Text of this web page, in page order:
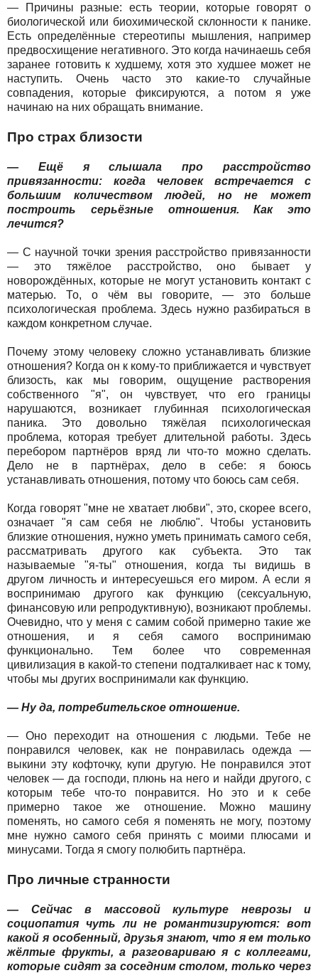
— Причины разные: есть теории, которые говорят о
биологической или биохимической склонности к панике.
Есть определённые стереотипы мышления, например
предвосхищение негативного. Это когда начинаешь себя
заранее готовить к худшему, хотя это худшее может не
наступить. Очень часто это какие-то случайные
совпадения, которые фиксируются, а потом я уже
начинаю на них обращать внимание.
Про страх близости
— Ещё я слышала про расстройство
привязанности: когда человек встречается с
большим количеством людей, но не может
построить серьёзные отношения. Как это
лечится?
— С научной точки зрения расстройство привязанности
— это тяжёлое расстройство, оно бывает у
новорождённых, которые не могут установить контакт с
матерью. То, о чём вы говорите, — это больше
психологическая проблема. Здесь нужно разбираться в
каждом конкретном случае.
Почему этому человеку сложно устанавливать близкие
отношения? Когда он к кому-то приближается и чувствует
близость, как мы говорим, ощущение растворения
собственного "я", он чувствует, что его границы
нарушаются, возникает глубинная психологическая
паника. Это довольно тяжёлая психологическая
проблема, которая требует длительной работы. Здесь
перебором партнёров вряд ли что-то можно сделать.
Дело не в партнёрах, дело в себе: я боюсь
устанавливать отношения, потому что боюсь сам себя.
Когда говорят "мне не хватает любви", это, скорее всего,
означает "я сам себя не люблю". Чтобы установить
близкие отношения, нужно уметь принимать самого себя,
рассматривать другого как субъекта. Это так
называемые "я-ты" отношения, когда ты видишь в
другом личность и интересуешься его миром. А если я
воспринимаю другого как функцию (сексуальную,
финансовую или репродуктивную), возникают проблемы.
Очевидно, что у меня с самим собой примерно такие же
отношения, и я себя самого воспринимаю
функционально. Тем более что современная
цивилизация в какой-то степени подталкивает нас к тому,
чтобы мы других воспринимали как функцию.
— Ну да, потребительское отношение.
— Оно переходит на отношения с людьми. Тебе не
понравился человек, как не понравилась одежда —
выкини эту кофточку, купи другую. Не понравился этот
человек — да господи, плюнь на него и найди другого, с
которым тебе что-то понравится. Но это и к себе
примерно такое же отношение. Можно машину
поменять, но самого себя я поменять не могу, поэтому
мне нужно самого себя принять с моими плюсами и
минусами. Тогда я смогу полюбить партнёра.
Про личные странности
— Сейчас в массовой культуре неврозы и
социопатия чуть ли не романтизируются: вот
какой я особенный, друзья знают, что я ем только
жёлтые фрукты, а разговариваю я с коллегами,
которые сидят за соседним столом, только через